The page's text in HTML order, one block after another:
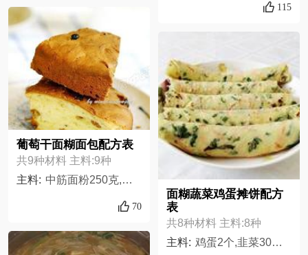
葡萄干面糊面包配方表
共9种材料 主料:9种
主料: 中筋面粉250克,黄油110克（室温软化）,葡萄干100克（泡软）,牛奶120克,水60克,白糖50克,鸡蛋1个,酵母7克,盐1/2小勺
70
115
面糊蔬菜鸡蛋摊饼配方
表
共8种材料 主料:8种
主料: 鸡蛋2个,韭菜30克,胡萝卜半根,面粉200克,水400毫升,茼蒿叶子60克,盐5克,五香粉3克,